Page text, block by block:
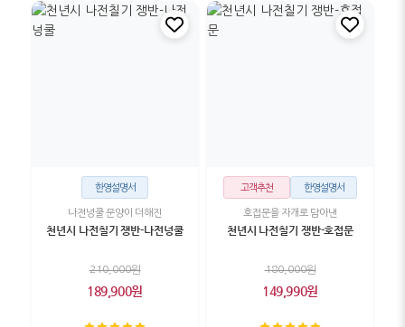
한영설명서
나전넝쿨 문양이 더해진
천년시 나전칠기 쟁반-나전넝쿨
210,000원
189,900원
고객추천 한영설명서
호접문을 자개로 담아낸
천년시 나전칠기 쟁반-호접문
180,000원
149,990원